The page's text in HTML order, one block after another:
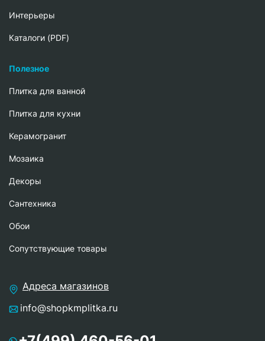
Интерьеры
Каталоги (PDF)
Полезное
Плитка для ванной
Плитка для кухни
Керамогранит
Мозаика
Декоры
Сантехника
Обои
Сопутствующие товары
Адреса магазинов
info@shopkmplitka.ru